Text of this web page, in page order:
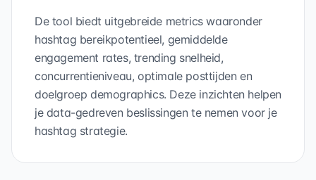
De tool biedt uitgebreide metrics waaronder
hashtag bereikpotentieel, gemiddelde
engagement rates, trending snelheid,
concurrentieniveau, optimale posttijden en
doelgroep demographics. Deze inzichten helpen
je data-gedreven beslissingen te nemen voor je
hashtag strategie.